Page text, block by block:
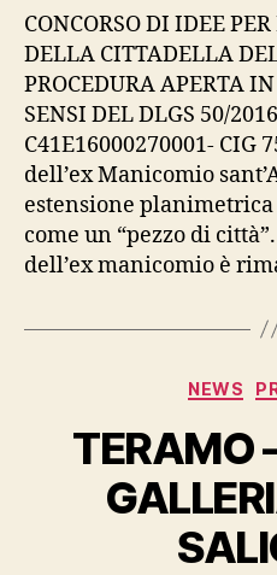
-
–
CONCORSO DI IDEE
DELLA CITTADELLA
PROCEDURA APERTA
SENSI DEL DLGS 50/
C41E16000270001- CIG
dell’ex Manicomio
estensione
come un “pezzo di
dell’ex manicomio è
NEWS
TERAMO